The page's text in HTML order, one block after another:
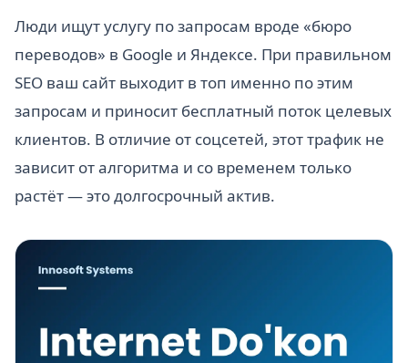
Люди ищут услугу по запросам вроде «бюро
переводов» в Google и Яндексе. При правильном
SEO ваш сайт выходит в топ именно по этим
запросам и приносит бесплатный поток целевых
клиентов. В отличие от соцсетей, этот трафик не
зависит от алгоритма и со временем только
растёт — это долгосрочный актив.